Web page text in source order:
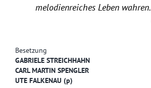
Besetzung
GABRIELE STREICHHAHN
CARL MARTIN SPENGLER
UTE FALKENAU (p)
melodienreiches Leben wahren.